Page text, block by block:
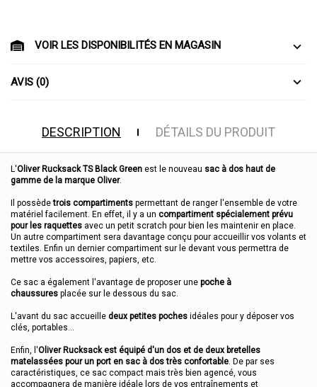
VOIR LES DISPONIBILITÉS EN MAGASIN
AVIS (0)
DESCRIPTION DÉTAILS DU PRODUIT
L'Oliver Rucksack TS Black Green est le nouveau sac à dos haut de
gamme de la marque Oliver.
Il possèdetrois compartiments permettant de ranger l'ensemble de votre
matériel facilement. En effet, il y a un compartiment spécialement prévu
pour les raquettes avec un petit scratch pour bien les maintenir en place.
Un autre compartiment sera davantage conçu pour accueillir vos volants et
textiles. Enfin un dernier compartiment sur le devant vous permettra de
mettre vos accessoires, papiers, etc.
Ce sac a également l'avantage de proposer une poche à
chaussures placée sur le dessous du sac.
L'avant du sac accueille deux petites poches idéales pour y déposer vos
clés, portables...
Enfin, l'Oliver Rucksack est équipé d'un dos et de deux bretelles
matelassées pour un port en sac à dos très confortable. De par ses
caractéristiques, ce sac compact mais très bien agencé, vous
accompagnera de manière idéale lors de vos entraînements et